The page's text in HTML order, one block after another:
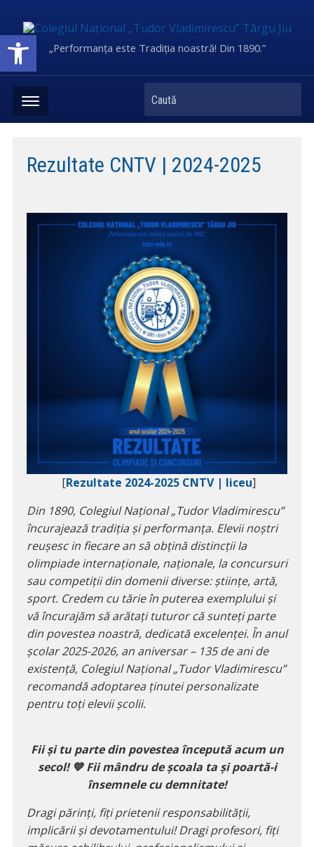
Deschide bara de unelte„Performanța este Tradiția noastră! Din 1890.”
Caută
Rezultate CNTV | 2024-2025
[Rezultate 2024-2025 CNTV | liceu]
Din 1890, Colegiul Național „Tudor Vladimirescu”
încurajează tradiția și performanța. Elevii noștri
reușesc in fiecare an să obțină distincții la
olimpiade internaționale, naționale, la concursuri
sau competiții din domenii diverse: științe, artă,
sport. Credem cu tărie în puterea exemplului și
vă încurajăm să arătați tuturor că sunteți parte
din povestea noastră, dedicată excelenței. În anul
școlar 2025-2026, an aniversar – 135 de ani de
existență, Colegiul Național „Tudor Vladimirescu”
recomandă adoptarea ținutei personalizate
pentru toți elevii școlii.
Fii și tu parte din povestea începută acum un
secol! 💙 Fii mândru de școala ta și poartă-i
însemnele cu demnitate!
Dragi părinți, fiți prietenii responsabilității,
implicării și devotamentului! Dragi profesori, fiți